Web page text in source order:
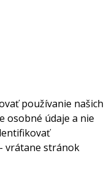
používanie našich
osobné údaje a nie
vrátane stránok